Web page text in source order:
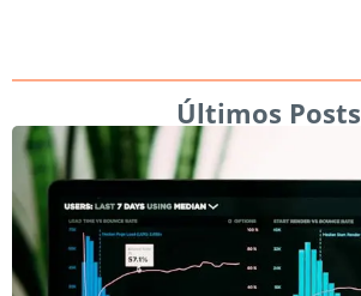
Últimos Posts